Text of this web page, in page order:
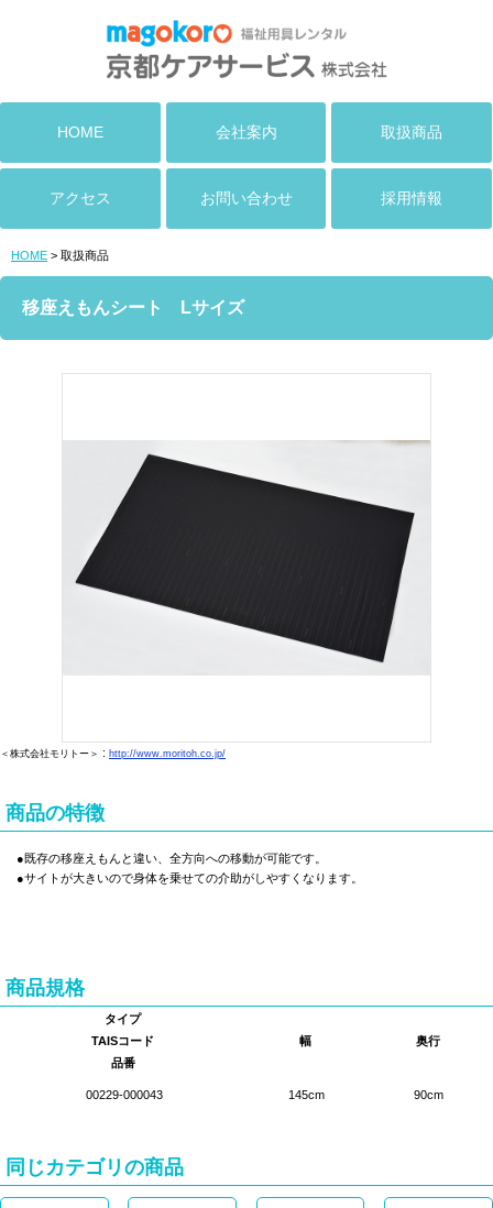
HOME 会社案内 取扱商品
アクセス お問い合わせ 採用情報
HOME > 取扱商品
移座えもんシート Lサイズ
＜株式会社モリトー＞ : http://www.moritoh.co.jp/
商品の特徴
●既存の移座えもんと違い、全方向への移動が可能です。
●サイトが大きいので身体を乗せての介助がしやすくなります。
商品規格
タイプ
幅
奥行
TAISコード
品番
145cm 90cm
00229-000043
同じカテゴリの商品